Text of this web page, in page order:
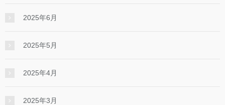
2025年6月
2025年5月
2025年4月
2025年3月